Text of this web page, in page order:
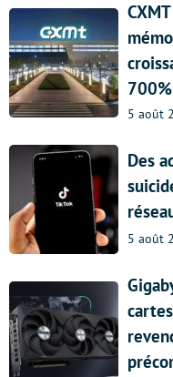
700%
5 août
Des
5 août